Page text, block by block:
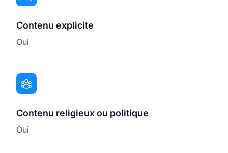
Contenu explicite
Oui
Contenu religieux ou politique
Oui